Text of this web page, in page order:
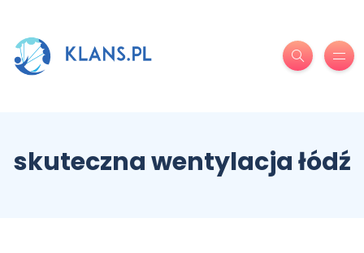
skuteczna wentylacja łódź